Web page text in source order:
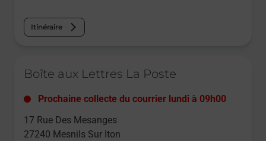
Itinéraire
Boîte aux Lettres La Poste
Prochaine collecte du courrier lundi à 09h00
17 Rue Des Mesanges
27240 Mesnils Sur Iton